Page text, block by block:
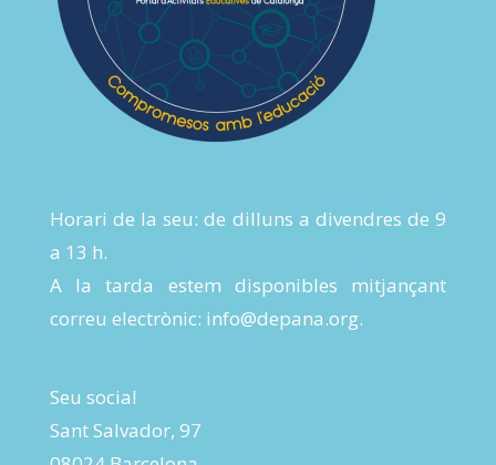
Horari de la seu: de dilluns a divendres de 9
a 13 h.
A la tarda estem disponibles mitjançant
correu electrònic: info@depana.org.
Seu social
Sant Salvador, 97